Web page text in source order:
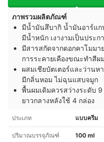
ภาพรวมผลิตภัณฑ์
มีน้ำมันสึบากิ น้ำมันอาร์แ
มีน้ำหนัก เงางามเป็นประก
มีสารสกัดจากดอกคาโมม
การระคายเคืองขณะทำสีผม
ผสมเชียบัตเตอร์และว่านห
มีกลิ่นหอม ไม่ฉุนแสบจมูก
พื้นผมเดิมควรสว่างระดับ
ยาวกลางหลังใช้ 4 กล่อง
ประเภท แบบครีม
ปริมาณบรรจุภัณฑ์ 100 ml